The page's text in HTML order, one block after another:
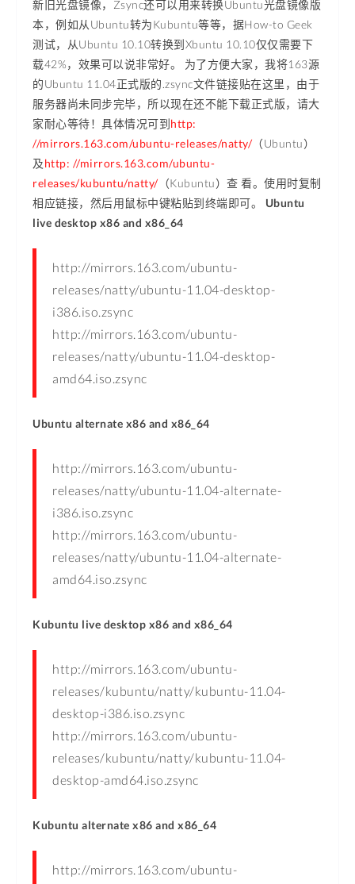
新旧光盘镜像，Zsync还可以用来转换Ubuntu光盘镜像版
本，例如从Ubuntu转为Kubuntu等等，据How-to Geek
测试，从Ubuntu 10.10转换到Xbuntu 10.10仅仅需要下
载42%，效果可以说非常好。 为了方便大家，我将163源
的Ubuntu 11.04正式版的.zsync文件链接贴在这里，由于
服务器尚未同步完毕，所以现在还不能下载正式版，请大
家耐心等待！具体情况可到http:
//mirrors.163.com/ubuntu-releases/natty/ （Ubuntu）
及http: //mirrors.163.com/ubuntu-
releases/kubuntu/natty/ （Kubuntu）查 看。使用时复制
相应链接，然后用鼠标中键粘贴到终端即可。 Ubuntu
live desktop x86 and x86_64
http://mirrors.163.com/ubuntu-
releases/natty/ubuntu-11.04-desktop-
i386.iso.zsync
http://mirrors.163.com/ubuntu-
releases/natty/ubuntu-11.04-desktop-
amd64.iso.zsync
Ubuntu alternate x86 and x86_64
http://mirrors.163.com/ubuntu-
releases/natty/ubuntu-11.04-alternate-
i386.iso.zsync
http://mirrors.163.com/ubuntu-
releases/natty/ubuntu-11.04-alternate-
amd64.iso.zsync
Kubuntu live desktop x86 and x86_64
http://mirrors.163.com/ubuntu-
releases/kubuntu/natty/kubuntu-11.04-
desktop-i386.iso.zsync
http://mirrors.163.com/ubuntu-
releases/kubuntu/natty/kubuntu-11.04-
desktop-amd64.iso.zsync
Kubuntu alternate x86 and x86_64
http://mirrors.163.com/ubuntu-